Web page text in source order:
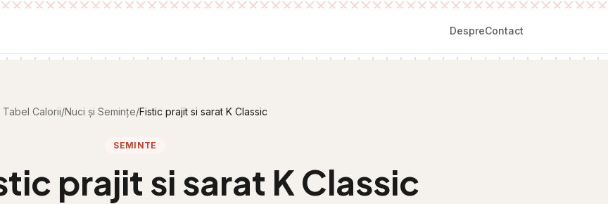
DespreContact
Tabel Calorii/Nuci și Semințe/Fistic prajit si sarat K Classic
SEMINTE
prajit si sarat K Classic